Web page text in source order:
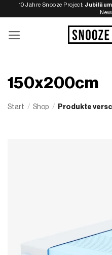
Inhalt
springen
10 Jahre Snooze Project:
150x200cm
Start / Shop / Produkte